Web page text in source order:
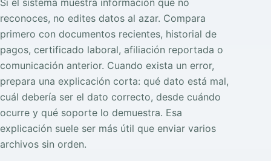
Si el sistema muestra información que no
reconoces, no edites datos al azar. Compara
primero con documentos recientes, historial de
pagos, certificado laboral, afiliación reportada o
comunicación anterior. Cuando exista un error,
prepara una explicación corta: qué dato está mal,
cuál debería ser el dato correcto, desde cuándo
ocurre y qué soporte lo demuestra. Esa
explicación suele ser más útil que enviar varios
archivos sin orden.